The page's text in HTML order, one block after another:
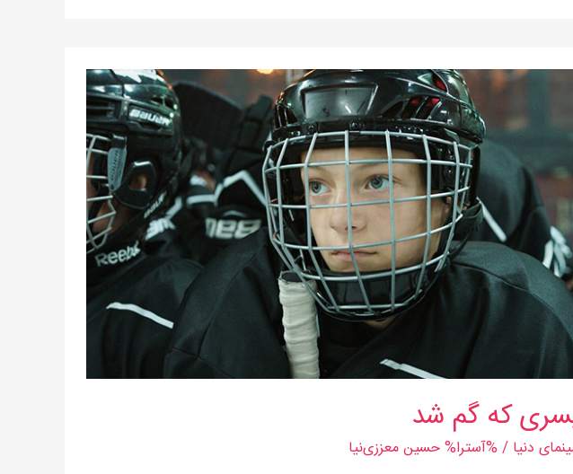
که گم شد
دنیا / %آسترا%حسین معززی‌نیا
شد